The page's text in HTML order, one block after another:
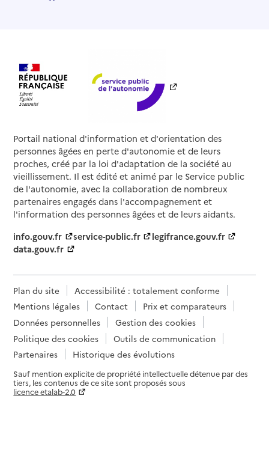
Portail national d'information et d'orientation des
personnes âgées en perte d'autonomie et de leurs
proches, créé par la loi d'adaptation de la société au
vieillissement. Il est édité et animé par le Service public
de l'autonomie, avec la collaboration de nombreux
partenaires engagés dans l'accompagnement et
l'information des personnes âgées et de leurs aidants.
info.gouv.fr
service-public.fr
legifrance.gouv.fr
data.gouv.fr
Plan du site
Accessibilité : totalement conforme
Mentions légales
Contact
Prix et comparateurs
Données personnelles
Gestion des cookies
Politique des cookies
Outils de communication
Partenaires
Historique des évolutions
Sauf mention explicite de propriété intellectuelle détenue par des
tiers, les contenus de ce site sont proposés sous
licence etalab-2.0